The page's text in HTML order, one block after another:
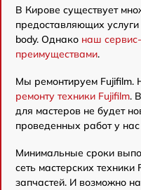
В Кирове существует
предоставляющих
body. Однако наш
преимуществами.
Мы ремонтируем Fujifilm.
ремонту техники Fujifilm.
для мастеров не будет
проведенных работ у нас
Минимальные сроки
сеть мастерских
запчастей. И возможно